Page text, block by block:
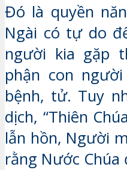
Đó là quyền
Ngài có tự do
người kia gặp
phận con
bệnh, tử. Tuy
dịch, “Thiên
lẫn hồn, Người
rằng Nước Chúa